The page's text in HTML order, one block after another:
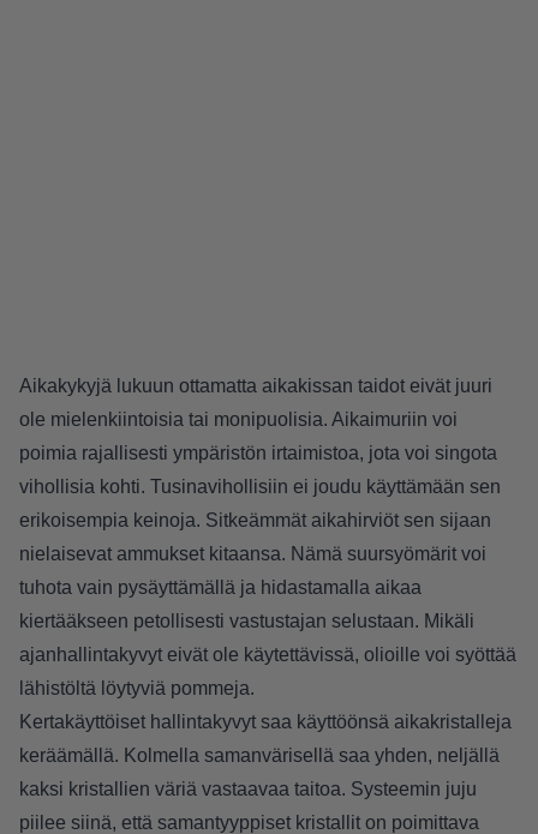
Aikakykyjä lukuun ottamatta aikakissan taidot eivät juuri
ole mielenkiintoisia tai monipuolisia. Aikaimuriin voi
poimia rajallisesti ympäristön irtaimistoa, jota voi singota
vihollisia kohti. Tusinavihollisiin ei joudu käyttämään sen
erikoisempia keinoja. Sitkeämmät aikahirviöt sen sijaan
nielaisevat ammukset kitaansa. Nämä suursyömärit voi
tuhota vain pysäyttämällä ja hidastamalla aikaa
kiertääkseen petollisesti vastustajan selustaan. Mikäli
ajanhallintakyvyt eivät ole käytettävissä, olioille voi syöttää
lähistöltä löytyviä pommeja.
Kertakäyttöiset hallintakyvyt saa käyttöönsä aikakristalleja
keräämällä. Kolmella samanvärisellä saa yhden, neljällä
kaksi kristallien väriä vastaavaa taitoa. Systeemin juju
piilee siinä, että samantyyppiset kristallit on poimittava